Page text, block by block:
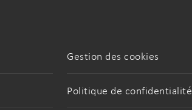
Gestion des cookies
Politique de confidentialité